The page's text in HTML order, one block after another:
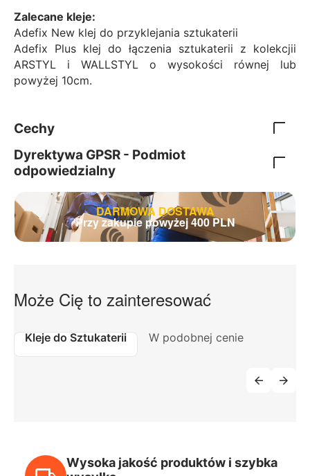
Zalecane kleje:
Adefix New klej do przyklejania sztukaterii
Adefix Plus klej do łączenia sztukaterii z kolekcjii
ARSTYL i WALLSTYL o wysokości równej lub
powyżej 10cm.
Cechy
Dyrektywa GPSR - Podmiot
odpowiedzialny
DARMOWA DOSTAWA
Przy zakupie powyżej 400 PLN
Może Cię to zainteresować
Kleje do Sztukaterii W podobnej cenie
Wysoka jakość produktów i szybka